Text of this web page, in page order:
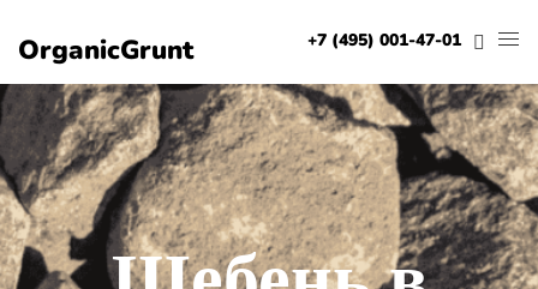
OrganicGrunt +7 (495) 001-47-01